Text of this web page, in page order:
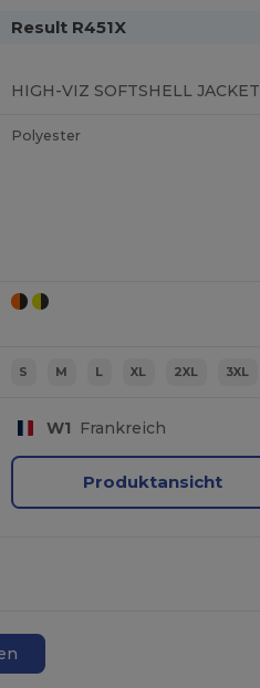
Result R451X
HIGH-VIZ SOFTSHELL JACKET
Polyester
S M L XL 2XL 3XL
W1 Frankreich
Produktansicht